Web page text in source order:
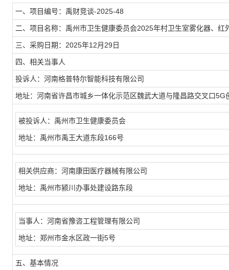
一、项目编号：禹财竞谈-2025-48
二、项目名称：禹州市卫生健康委员会2025年村卫生室雾化器、红
三、采购日期：2025年12月29日
四、相关当事人
投诉人：河南格普特尔智能科技有限公司
地址：河南省许昌市城乡一体化示范区魏武大道与隆昌路交叉口5G
被投诉人：禹州市卫生健康委员会
地址：禹州市禹王大道东段166号
相关供应商：河南康田医疗器械有限公司
地址：禹州市颍川办事处建设路东段
当事人：河南省豫咨工程管理有限公司
地址：郑州市金水区政一街5号
五、基本情况